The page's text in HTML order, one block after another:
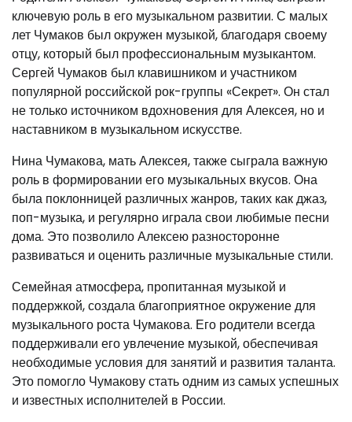
ключевую роль в его музыкальном развитии. С малых
лет Чумаков был окружен музыкой, благодаря своему
отцу, который был профессиональным музыкантом.
Сергей Чумаков был клавишником и участником
популярной российской рок-группы «Секрет». Он стал
не только источником вдохновения для Алексея, но и
наставником в музыкальном искусстве.
Нина Чумакова, мать Алексея, также сыграла важную
роль в формировании его музыкальных вкусов. Она
была поклонницей различных жанров, таких как джаз,
поп-музыка, и регулярно играла свои любимые песни
дома. Это позволило Алексею разносторонне
развиваться и оценить различные музыкальные стили.
Семейная атмосфера, пропитанная музыкой и
поддержкой, создала благоприятное окружение для
музыкального роста Чумакова. Его родители всегда
поддерживали его увлечение музыкой, обеспечивая
необходимые условия для занятий и развития таланта.
Это помогло Чумакову стать одним из самых успешных
и известных исполнителей в России.